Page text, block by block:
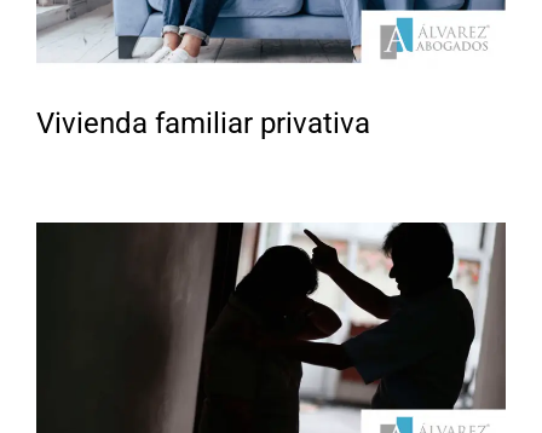
Vivienda familiar privativa